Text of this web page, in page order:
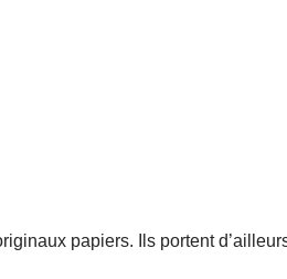
papiers. Ils portent